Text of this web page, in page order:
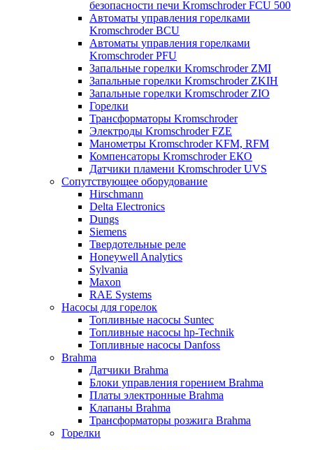
безопасности печи Kromschroder FCU 500
Автоматы управления горелками
Kromschroder BCU
Автоматы управления горелками
Kromschroder PFU
Запальные горелки Kromschroder ZМI
Запальные горелки Kromschroder ZKIH
Запальные горелки Kromschroder ZIO
Горелки
Трансформаторы Kromschroder
Электроды Kromschroder FZE
Манометры Kromschroder KFM, RFM
Компенсаторы Kromschroder ЕКО
Датчики пламени Kromschroder UVS
Сопутствующее оборудование
Hirschmann
Delta Electronics
Dungs
Siemens
Твердотельные реле
Honeywell Analytics
Sylvania
Maxon
RAE Systems
Насосы для горелок
Топливные насосы Suntec
Топливные насосы hp-Technik
Топливные насосы Danfoss
Brahma
Датчики Brahma
Блоки управления горением Brahma
Платы электронные Brahma
Клапаны Brahma
Трансформаторы розжига Brahma
Горелки